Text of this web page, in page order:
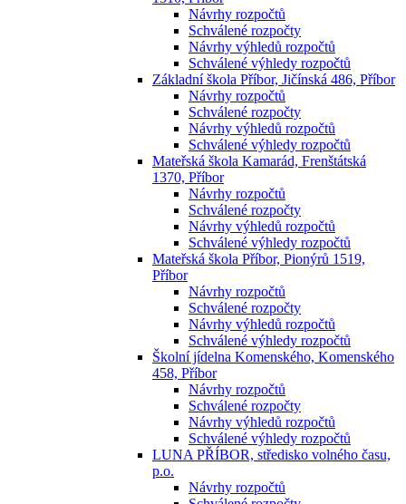
Návrhy rozpočtů
Schválené rozpočty
Návrhy výhledů rozpočtů
Schválené výhledy rozpočtů
Základní škola Příbor, Jičínská 486, Příbor
Návrhy rozpočtů
Schválené rozpočty
Návrhy výhledů rozpočtů
Schválené výhledy rozpočtů
Mateřská škola Kamarád, Frenštátská
1370, Příbor
Návrhy rozpočtů
Schválené rozpočty
Návrhy výhledů rozpočtů
Schválené výhledy rozpočtů
Mateřská škola Příbor, Pionýrů 1519,
Příbor
Návrhy rozpočtů
Schválené rozpočty
Návrhy výhledů rozpočtů
Schválené výhledy rozpočtů
Školní jídelna Komenského, Komenského
458, Příbor
Návrhy rozpočtů
Schválené rozpočty
Návrhy výhledů rozpočtů
Schválené výhledy rozpočtů
LUNA PŘÍBOR, středisko volného času,
p.o.
Návrhy rozpočtů